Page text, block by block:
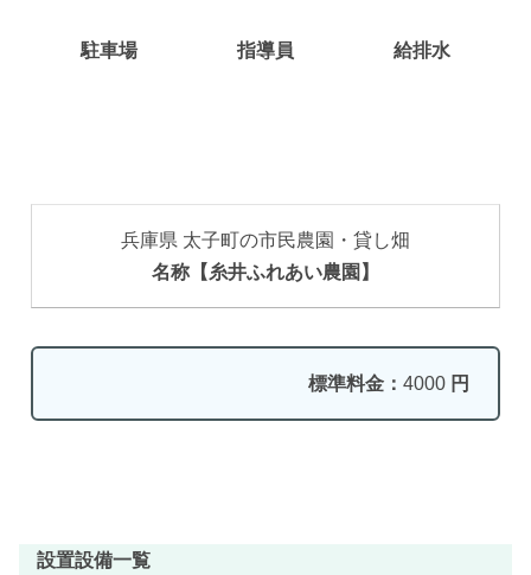
駐車場 指導員 給排水
兵庫県 太子町の市民農園・貸し畑
名称【糸井ふれあい農園】
標準料金： 4000 円
設置設備一覧